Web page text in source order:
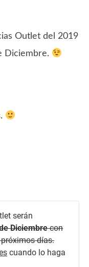
Outlet del 2019
Diciembre.
.
serán
Diciembrecon
días.
cuando lo haga